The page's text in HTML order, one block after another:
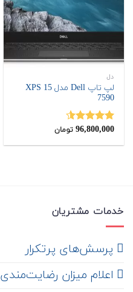
دل
لپ تاپ Dell مدل XPS 15
7590
نمره4.50
96,800,000 تومان
خدمات مشتریان
‌ پرسش‌های پرتکرار
اعلام میزان رضایت‌مندی